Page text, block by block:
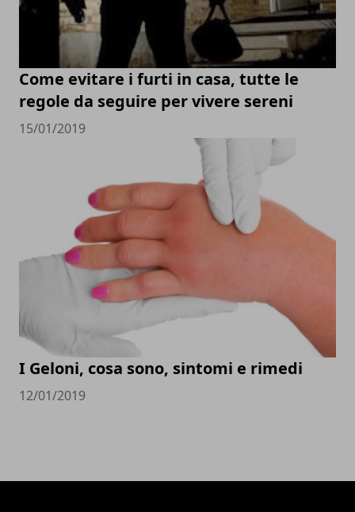
Come evitare i furti in casa, tutte le
regole da seguire per vivere sereni
15/01/2019
I Geloni, cosa sono, sintomi e rimedi
12/01/2019